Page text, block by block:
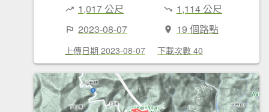
1,017 公尺
1,114 公尺
2023-08-07
19 個路點
上傳日期 2023-08-07 下載次數 40